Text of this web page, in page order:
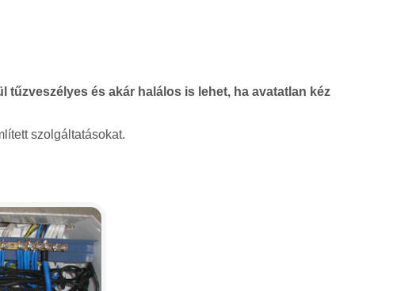
és akár halálos is lehet, ha avatatlan kéz
szolgáltatásokat.